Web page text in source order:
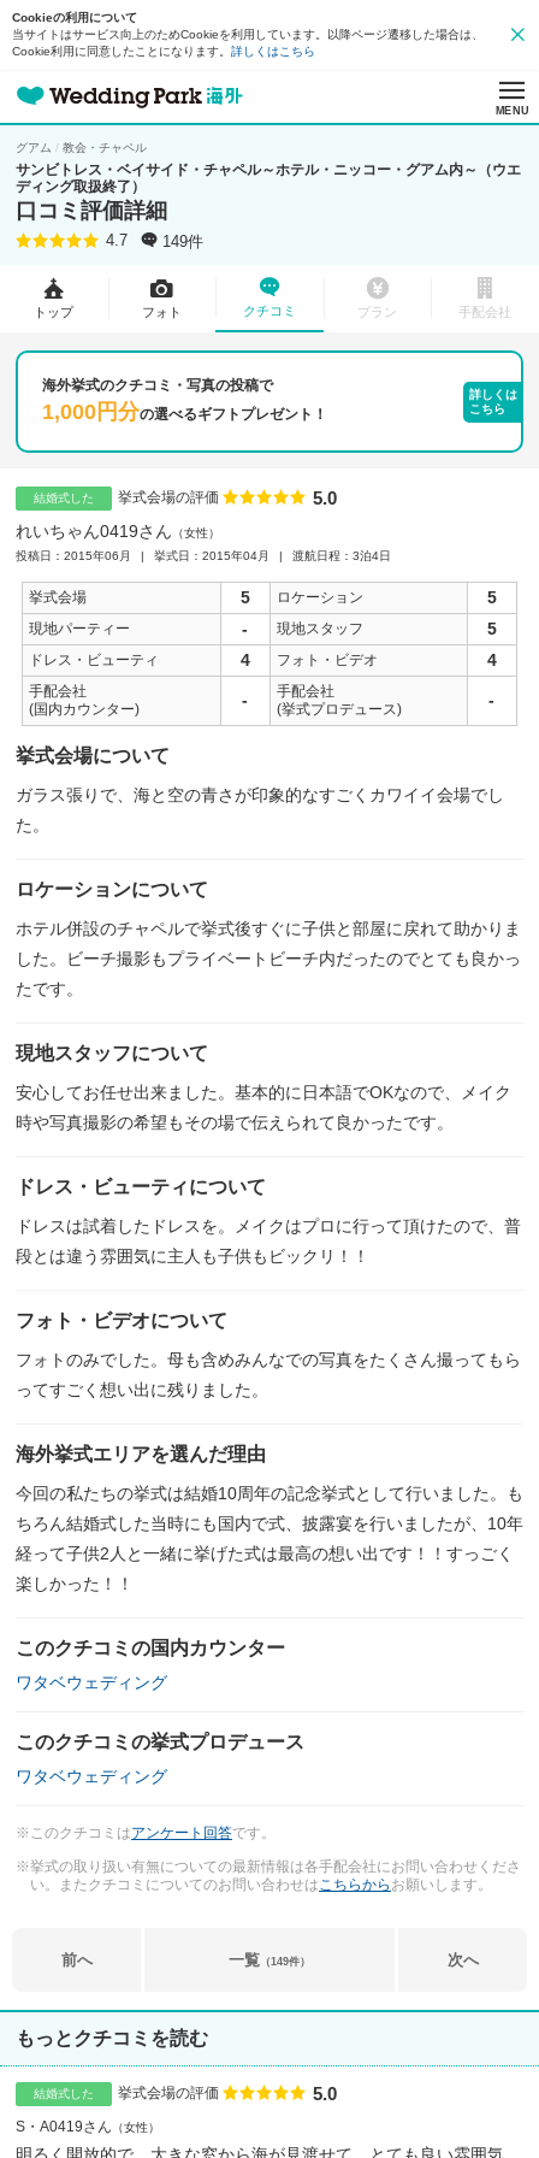
Cookieの利用について
当サイトはサービス向上のためCookieを利用しています。以降ページ遷移した場合は、
Cookie利用に同意したことになります。 詳しくはこちら
MENU
グアム 教会・チャペル
サンビトレス・ベイサイド・チャペル～ホテル・ニッコー・グアム内～（ウエ
ディング取扱終了）
口コミ評価詳細
4.7 149件
トップ フォト クチコミ プラン 手配会社
海外挙式のクチコミ・写真の投稿で
1,000円分の選べるギフトプレゼント！
詳しくは
こちら
結婚式した 挙式会場の評価 点数
5.0
れいちゃん0419さん
女性
投稿日：2015年06月
挙式日：2015年04月 渡航日程：3泊4日
挙式会場 5 ロケーション 5
現地パーティー - 現地スタッフ 5
ドレス・ビューティ 4 フォト・ビデオ 4
手配会社
(国内カウンター)
-
手配会社
(挙式プロデュース)
-
挙式会場について
ガラス張りで、海と空の青さが印象的なすごくカワイイ会場でし
た。
ロケーションについて
ホテル併設のチャペルで挙式後すぐに子供と部屋に戻れて助かりま
した。ビーチ撮影もプライベートビーチ内だったのでとても良かっ
たです。
現地スタッフについて
安心してお任せ出来ました。基本的に日本語でOKなので、メイク
時や写真撮影の希望もその場で伝えられて良かったです。
ドレス・ビューティについて
ドレスは試着したドレスを。メイクはプロに行って頂けたので、普
段とは違う雰囲気に主人も子供もビックリ！！
フォト・ビデオについて
フォトのみでした。母も含めみんなでの写真をたくさん撮ってもら
ってすごく想い出に残りました。
海外挙式エリアを選んだ理由
今回の私たちの挙式は結婚10周年の記念挙式として行いました。も
ちろん結婚式した当時にも国内で式、披露宴を行いましたが、10年
経って子供2人と一緒に挙げた式は最高の想い出です！！すっごく
楽しかった！！
このクチコミの国内カウンター
ワタベウェディング
このクチコミの挙式プロデュース
ワタベウェディング
※このクチコミはアンケート回答です。
※挙式の取り扱い有無についての最新情報は各手配会社にお問い合わせくださ
い。またクチコミについてのお問い合わせはこちらから お願いします。
前へ 一覧 （149件） 次へ
もっとクチコミを読む
結婚式した 挙式会場の評価 点数
5.0
S・A0419さん 女性